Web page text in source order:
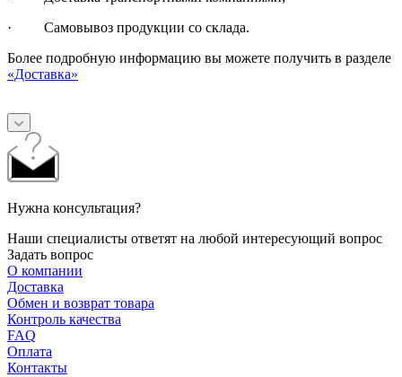
· Самовывоз продукции со склада.
Более подробную информацию вы можете получить в разделе
«Доставка»
Нужна консультация?
Наши специалисты ответят на любой интересующий вопрос
Задать вопрос
О компании
Доставка
Обмен и возврат товара
Контроль качества
FAQ
Оплата
Контакты